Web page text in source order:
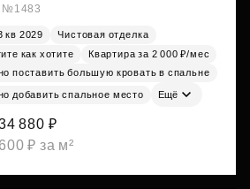
№1483
кв 2029
Чистовая отделка
как хотите
Квартира за 2 000 ₽/мес
поставить большую кровать в спальне
добавить спальное место Ещё
880 ₽
₽ за м²